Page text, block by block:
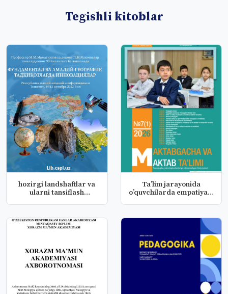
Tegishli kitoblar
hozirgi landshaftlar va
ularni tansiflash
Ta’lim jarayonida
o’quvchilarda empatiyani